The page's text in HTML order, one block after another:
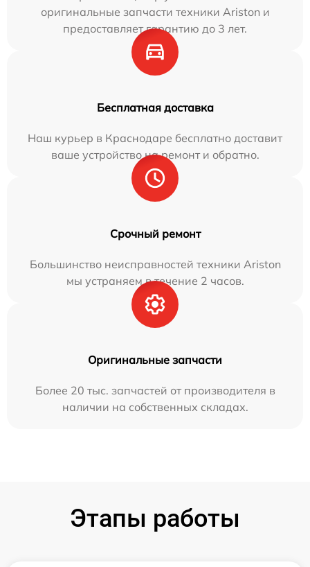
оригинальные запчасти техники Ariston и
предоставляет гарантию до 3 лет.
Бесплатная доставка
Наш курьер в Краснодаре бесплатно доставит
ваше устройство на ремонт и обратно.
Срочный ремонт
Большинство неисправностей техники Ariston
мы устраняем в течение 2 часов.
Оригинальные запчасти
Более 20 тыс. запчастей от производителя в
наличии на собственных складах.
Этапы работы